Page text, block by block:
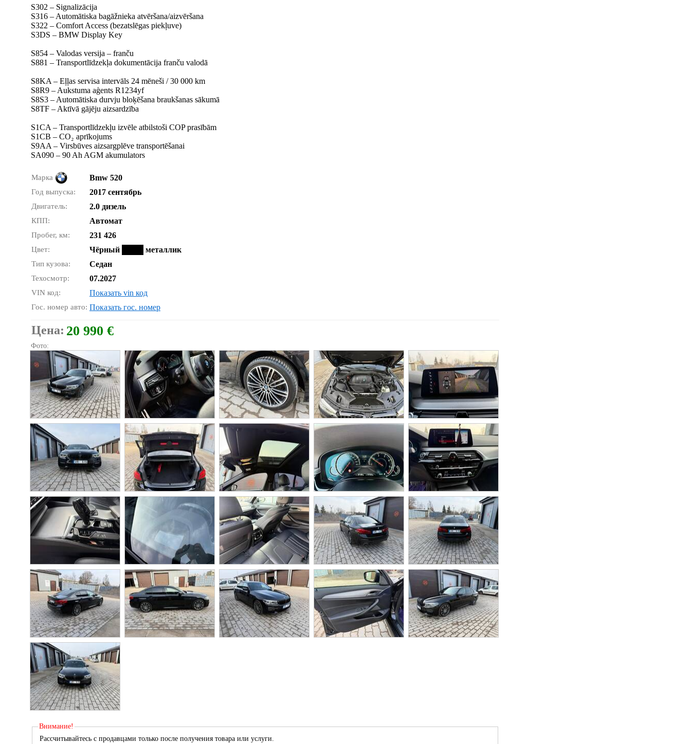
S302 – Signalizācija
S316 – Automātiska bagāžnieka atvēršana/aizvēršana
S322 – Comfort Access (bezatslēgas piekļuve)
S3DS – BMW Display Key
S854 – Valodas versija – franču
S881 – Transportlīdzekļa dokumentācija franču valodā
S8KA – Eļļas servisa intervāls 24 mēneši / 30 000 km
S8R9 – Aukstuma aģents R1234yf
S8S3 – Automātiska durvju bloķēšana braukšanas sākumā
S8TF – Aktīvā gājēju aizsardzība
S1CA – Transportlīdzekļu izvēle atbilstoši COP prasībām
S1CB – CO₂ aprīkojums
S9AA – Virsbūves aizsargplēve transportēšanai
SA090 – 90 Ah AGM akumulators
Марка Bmw 520
Год выпуска: 2017 сентябрь
Двигатель: 2.0 дизель
КПП: Автомат
Пробег, км: 231 426
Цвет: Чёрный металлик
Тип кузова: Седан
Техосмотр: 07.2027
VIN код: Показать vin код
Гос. номер авто: Показать гос. номер
Цена: 20 990 €
Фото:
Внимание!
Рассчитывайтесь с продавцами только после получения товара или услуги.